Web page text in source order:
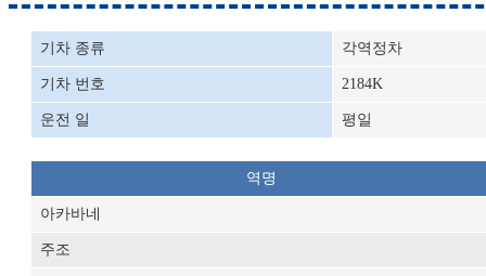
기차 종류 각역정차
기차 번호 2184K
운전 일 평일
역명
아카바네
주조